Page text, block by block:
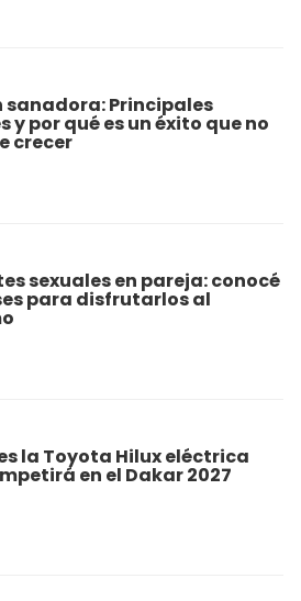
sanadora: Principales
y por qué es un éxito que no
crecer
sexuales en pareja: conocé
para disfrutarlos al
la Toyota Hilux eléctrica
en el Dakar 2027